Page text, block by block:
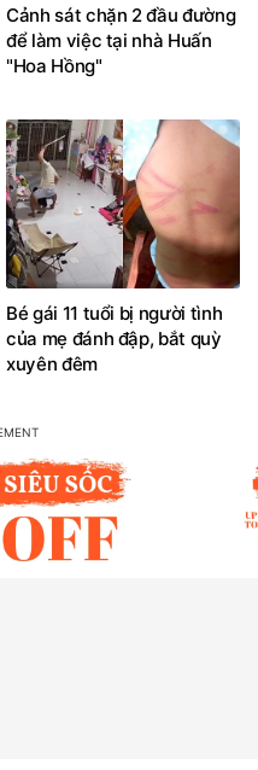
Cảnh sát chặn 2 đầu đường
để làm việc tại nhà Huấn
"Hoa Hồng"
Bé gái 11 tuổi bị người tình
của mẹ đánh đập, bắt quỳ
xuyên đêm